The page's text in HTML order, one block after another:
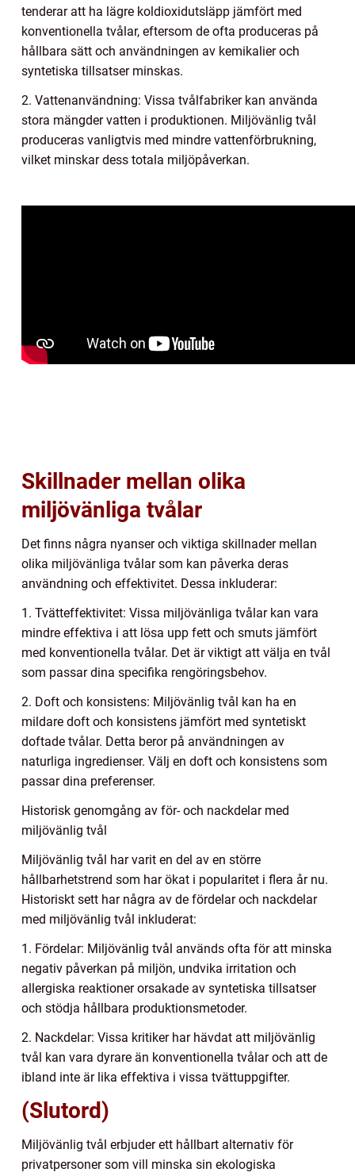
tenderar att ha lägre koldioxidutsläpp jämfört med
konventionella tvålar, eftersom de ofta produceras på
hållbara sätt och användningen av kemikalier och
syntetiska tillsatser minskas.
2. Vattenanvändning: Vissa tvålfabriker kan använda
stora mängder vatten i produktionen. Miljövänlig tvål
produceras vanligtvis med mindre vattenförbrukning,
vilket minskar dess totala miljöpåverkan.
Skillnader mellan olika
miljövänliga tvålar
Det finns några nyanser och viktiga skillnader mellan
olika miljövänliga tvålar som kan påverka deras
användning och effektivitet. Dessa inkluderar:
1. Tvätteffektivitet: Vissa miljövänliga tvålar kan vara
mindre effektiva i att lösa upp fett och smuts jämfört
med konventionella tvålar. Det är viktigt att välja en tvål
som passar dina specifika rengöringsbehov.
2. Doft och konsistens: Miljövänlig tvål kan ha en
mildare doft och konsistens jämfört med syntetiskt
doftade tvålar. Detta beror på användningen av
naturliga ingredienser. Välj en doft och konsistens som
passar dina preferenser.
Historisk genomgång av för- och nackdelar med
miljövänlig tvål
Miljövänlig tvål har varit en del av en större
hållbarhetstrend som har ökat i popularitet i flera år nu.
Historiskt sett har några av de fördelar och nackdelar
med miljövänlig tvål inkluderat:
1. Fördelar: Miljövänlig tvål används ofta för att minska
negativ påverkan på miljön, undvika irritation och
allergiska reaktioner orsakade av syntetiska tillsatser
och stödja hållbara produktionsmetoder.
2. Nackdelar: Vissa kritiker har hävdat att miljövänlig
tvål kan vara dyrare än konventionella tvålar och att de
ibland inte är lika effektiva i vissa tvättuppgifter.
(Slutord)
Miljövänlig tvål erbjuder ett hållbart alternativ för
privatpersoner som vill minska sin ekologiska